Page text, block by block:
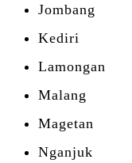
Jombang
Kediri
Lamongan
Malang
Magetan
Nganjuk